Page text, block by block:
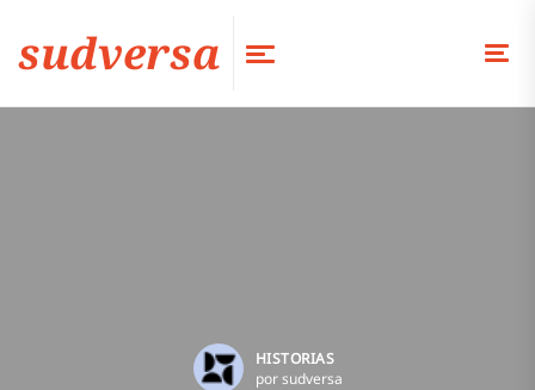
sudversa
HISTORIAS
por sudversa